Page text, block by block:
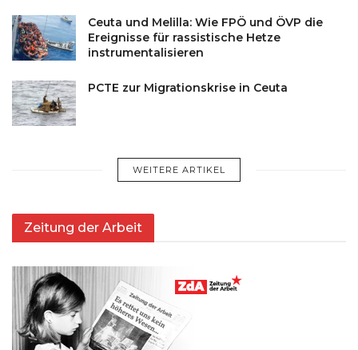
Ceuta und Melilla: Wie FPÖ und ÖVP die
Ereignisse für rassistische Hetze
instrumentalisieren
PCTE zur Migrationskrise in Ceuta
WEITERE ARTIKEL
Zeitung der Arbeit